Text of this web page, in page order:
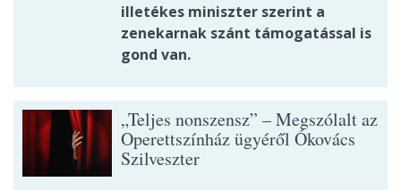
illetékes miniszter szerint a
zenekarnak szánt támogatással is
gond van.
„Teljes nonszensz” – Megszólalt az
Operettszínház ügyéről Ókovács
Szilveszter